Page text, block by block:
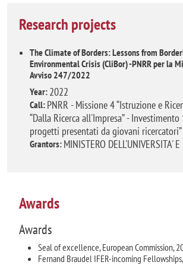
Research projects
The Climate of Borders: Lessons from
Environmental Crisis (CliBor) -PNRR per la
Avviso 247/2022
Year: 2022
Call: PNRR - Missione 4 “Istruzione e
“Dalla Ricerca all'Impresa” -
progetti presentati da giovani ricercatori”
Grantors: MINISTERO DELL'UNIVERSITA'
Awards
Awards
Seal of excellence, European Commission,
Fernand Braudel IFER-incoming